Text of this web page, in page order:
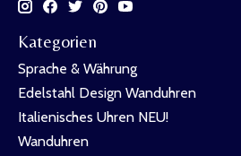
Kategorien
Sprache & Währung
Edelstahl Design Wanduhren
Italienisches Uhren NEU!
Wanduhren